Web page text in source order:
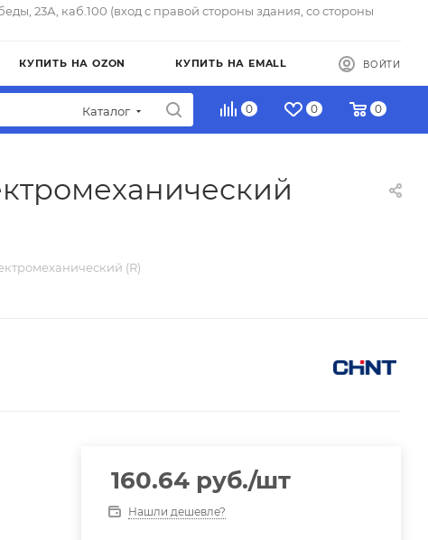
23А, каб.100 (вход с правой стороны здания, со стороны
КУПИТЬ НА OZON КУПИТЬ НА EMALL ВОЙТИ
Каталог 0 0 0
(R)
160.64руб./шт
Нашли дешевле?